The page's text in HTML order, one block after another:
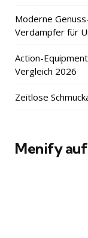
Moderne
Verdampfer für
Action-
Vergleich 2026
Zeitlose
Menify